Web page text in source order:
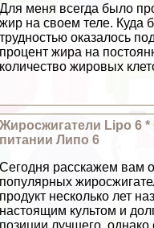
Для меня всегда было
жир на своем теле. Куда
трудностью оказалось
процент жира на
количество жировых
Жиросжигатели Lipo 6
питании Липо 6
Сегодня расскажем вам
популярных
продукт несколько лет
настоящим культом и
позиции лучшего, однако